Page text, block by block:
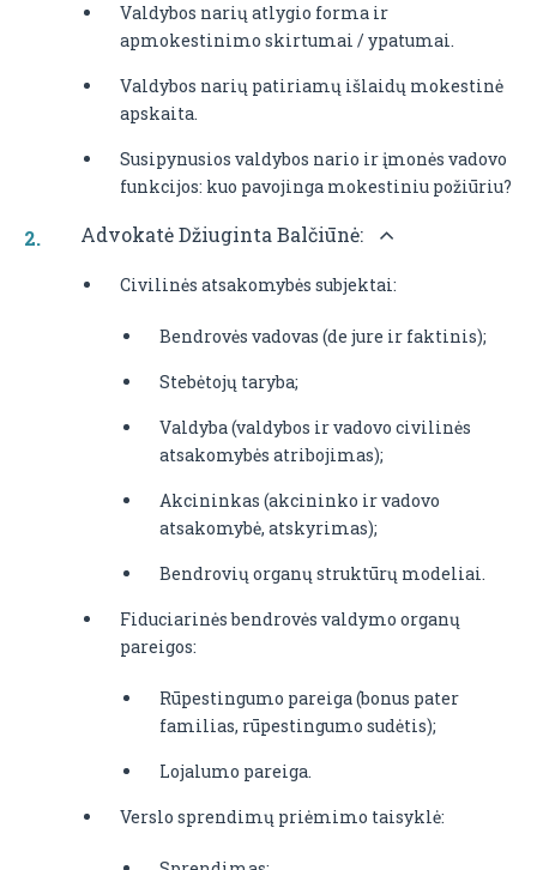
Valdybos narių atlygio forma ir
apmokestinimo skirtumai / ypatumai.
Valdybos narių patiriamų išlaidų mokestinė
apskaita.
Susipynusios valdybos nario ir įmonės vadovo
funkcijos: kuo pavojinga mokestiniu požiūriu?
Advokatė Džiuginta Balčiūnė:
Civilinės atsakomybės subjektai:
Bendrovės vadovas (de jure ir faktinis);
Stebėtojų taryba;
Valdyba (valdybos ir vadovo civilinės
atsakomybės atribojimas);
Akcininkas (akcininko ir vadovo
atsakomybė, atskyrimas);
Bendrovių organų struktūrų modeliai.
Fiduciarinės bendrovės valdymo organų
pareigos:
Rūpestingumo pareiga (bonus pater
familias, rūpestingumo sudėtis);
Lojalumo pareiga.
Verslo sprendimų priėmimo taisyklė: